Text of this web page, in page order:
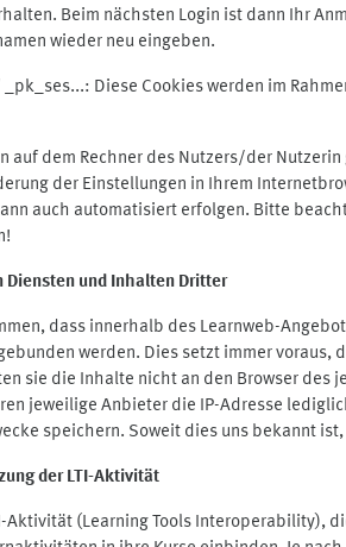
Beim nächsten Login ist dann Ihr
wieder neu eingeben.
_pk_ses...: Diese Cookies werden im
auf dem Rechner des Nutzers/der
der Einstellungen in Ihrem
auch automatisiert erfolgen. Bitte
Diensten und Inhalten Dritter
dass innerhalb des Learnweb-
werden. Dies setzt immer
sie die Inhalte nicht an den Browser des
jeweilige Anbieter die IP-Adresse
speichern. Soweit dies uns bekannt
der LTI-Aktivität
Aktivität (Learning Tools Interoperability),